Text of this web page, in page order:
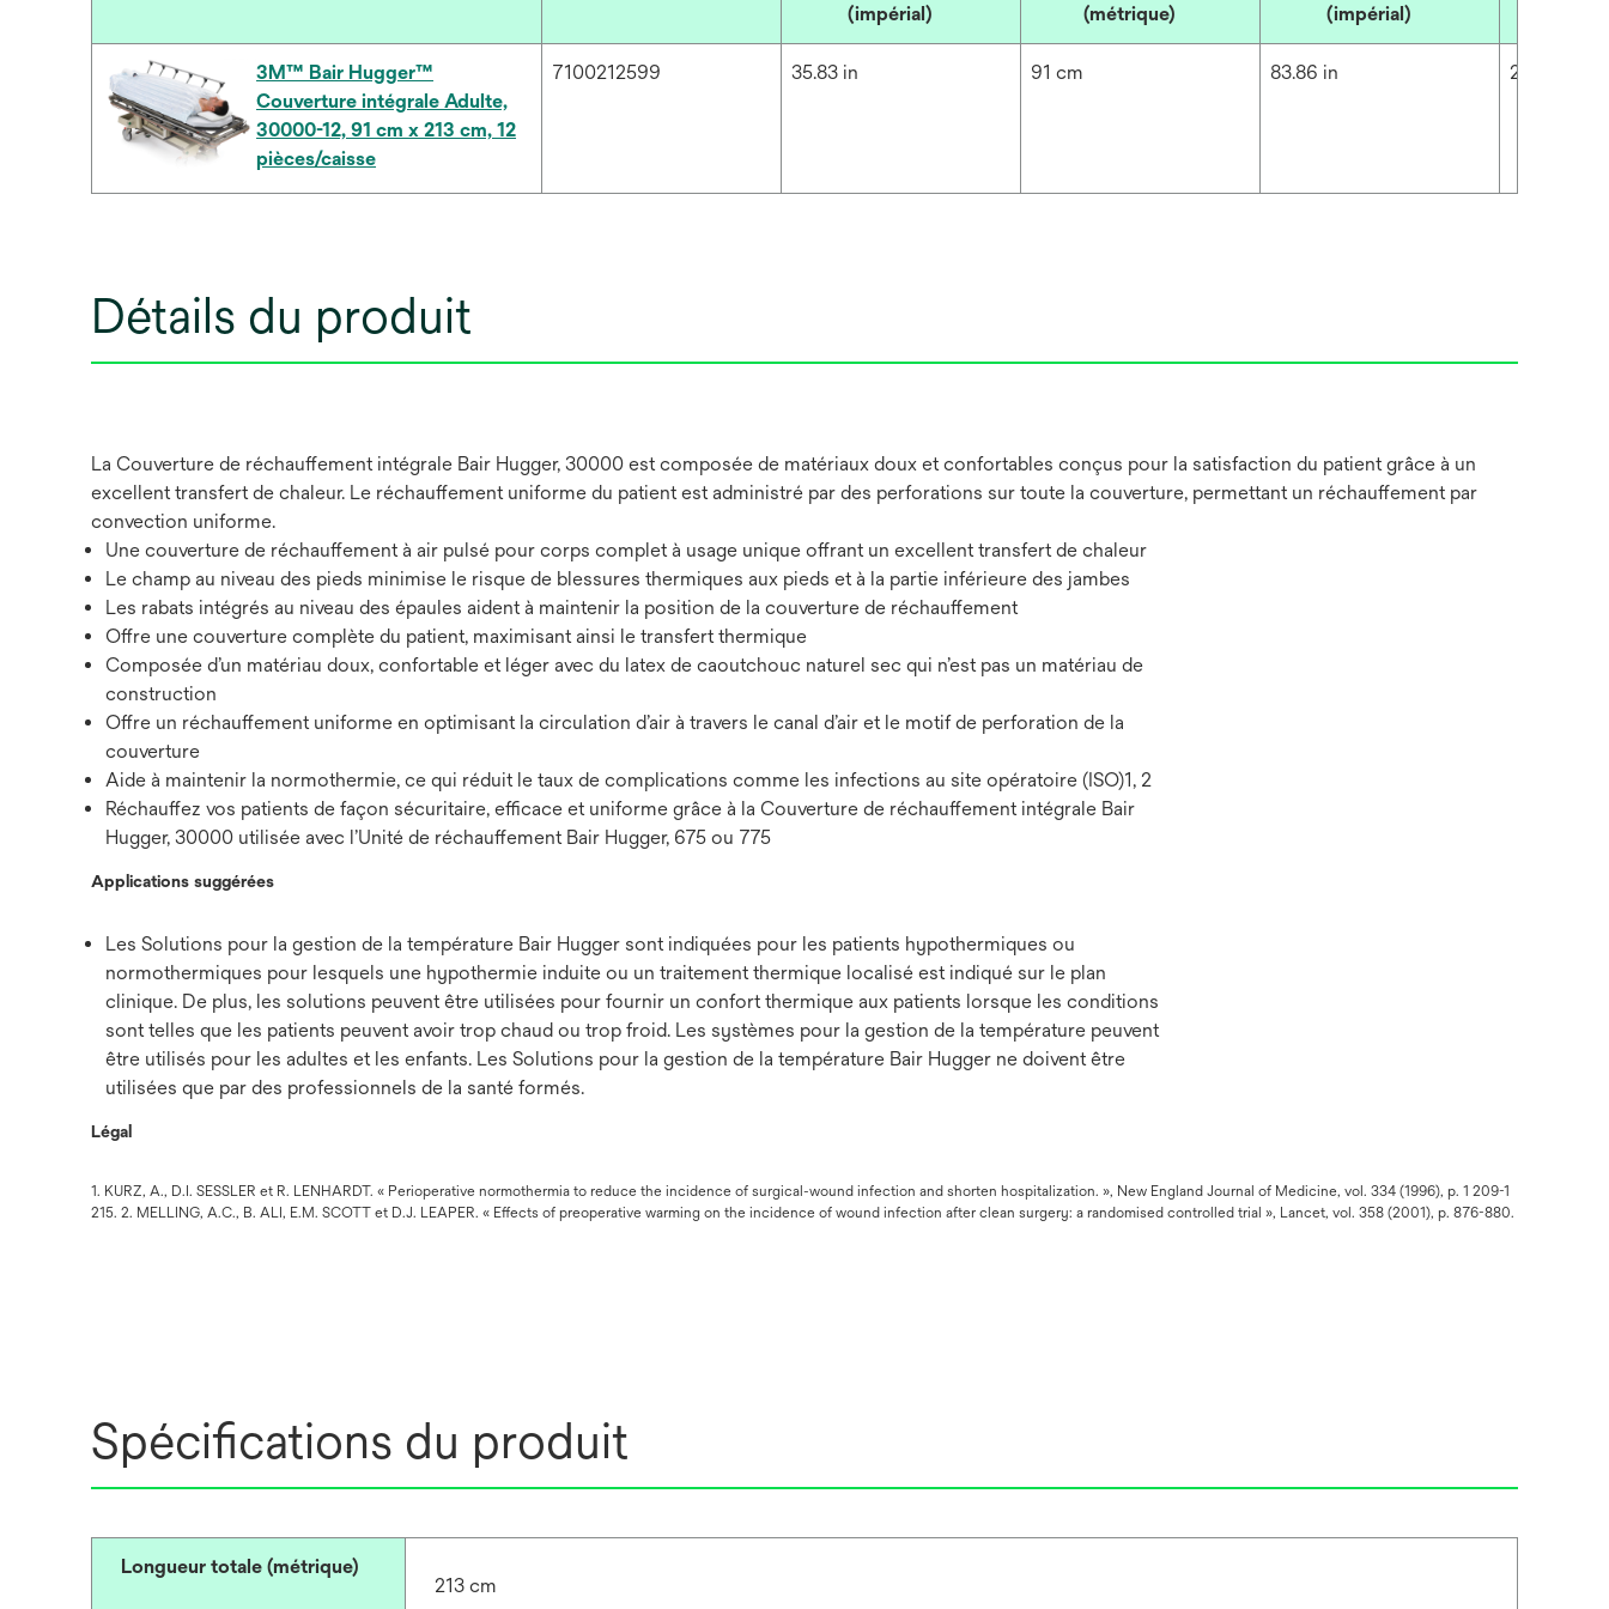
(impérial)
(métrique)
(impérial)
3M™ Bair Hugger™
Couverture intégrale Adulte,
30000-12, 91 cm x 213 cm, 12
pièces/caisse
7100212599 35.83 in 91 cm 83.86 in 213 cm
Détails du produit
La Couverture de réchauffement intégrale Bair Hugger, 30000 est composée de matériaux doux et confortables conçus pour la satisfaction du patient grâce à un
excellent transfert de chaleur. Le réchauffement uniforme du patient est administré par des perforations sur toute la couverture, permettant un réchauffement par
convection uniforme.
Une couverture de réchauffement à air pulsé pour corps complet à usage unique offrant un excellent transfert de chaleur
Le champ au niveau des pieds minimise le risque de blessures thermiques aux pieds et à la partie inférieure des jambes
Les rabats intégrés au niveau des épaules aident à maintenir la position de la couverture de réchauffement
Offre une couverture complète du patient, maximisant ainsi le transfert thermique
Composée d’un matériau doux, confortable et léger avec du latex de caoutchouc naturel sec qui n’est pas un matériau de
construction
Offre un réchauffement uniforme en optimisant la circulation d’air à travers le canal d’air et le motif de perforation de la
couverture
Aide à maintenir la normothermie, ce qui réduit le taux de complications comme les infections au site opératoire (ISO)1, 2
Réchauffez vos patients de façon sécuritaire, efficace et uniforme grâce à la Couverture de réchauffement intégrale Bair
Hugger, 30000 utilisée avec l’Unité de réchauffement Bair Hugger, 675 ou 775
Applications suggérées
Les Solutions pour la gestion de la température Bair Hugger sont indiquées pour les patients hypothermiques ou
normothermiques pour lesquels une hypothermie induite ou un traitement thermique localisé est indiqué sur le plan
clinique. De plus, les solutions peuvent être utilisées pour fournir un confort thermique aux patients lorsque les conditions
sont telles que les patients peuvent avoir trop chaud ou trop froid. Les systèmes pour la gestion de la température peuvent
être utilisés pour les adultes et les enfants. Les Solutions pour la gestion de la température Bair Hugger ne doivent être
utilisées que par des professionnels de la santé formés.
Légal
1. KURZ, A., D.I. SESSLER et R. LENHARDT. « Perioperative normothermia to reduce the incidence of surgical-wound infection and shorten hospitalization. », New England Journal of Medicine, vol. 334 (1996), p. 1 209-1
215. 2. MELLING, A.C., B. ALI, E.M. SCOTT et D.J. LEAPER. « Effects of preoperative warming on the incidence of wound infection after clean surgery: a randomised controlled trial », Lancet, vol. 358 (2001), p. 876-880.
Spécifications du produit
Longueur totale (métrique)
213 cm